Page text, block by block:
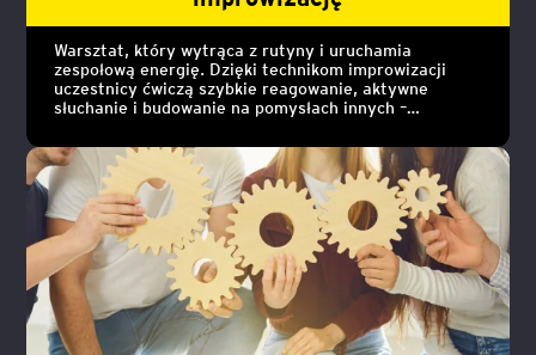
Warsztat, który wytrąca z rutyny i uruchamia
zespołową energię. Dzięki technikom improwizacji
uczestnicy ćwiczą szybkie reagowanie, aktywne
słuchanie i budowanie na pomysłach innych –
wsparcia.